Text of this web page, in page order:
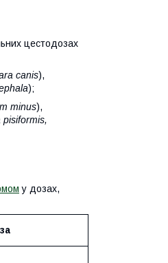
цестодозах
canis),
);
minus),
pisiformis,
у дозах,